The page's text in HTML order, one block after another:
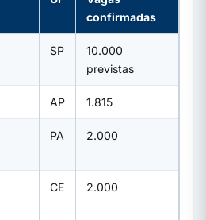
confirmadas
SP
10.000
previstas
AP 1.815
PA 2.000
CE 2.000